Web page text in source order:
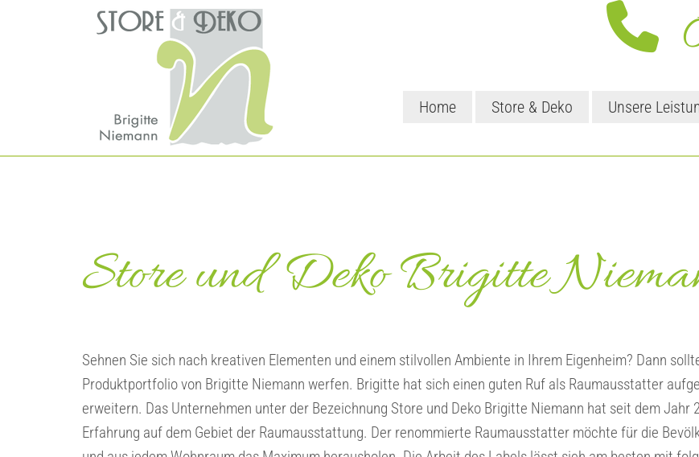
Zum Inhalt springen 
Home Store & Deko Unsere
Store und Deko Brigitte
Sehnen Sie sich nach kreativen Elementen und einem stilvollen Ambiente in Ihrem Eigenheim? Dann
Produktportfolio von Brigitte Niemann werfen. Brigitte hat sich einen guten Ruf als Raumausstatter
erweitern. Das Unternehmen unter der Bezeichnung Store und Deko Brigitte Niemann hat seit dem Jahr
Erfahrung auf dem Gebiet der Raumausstattung. Der renommierte Raumausstatter möchte für die